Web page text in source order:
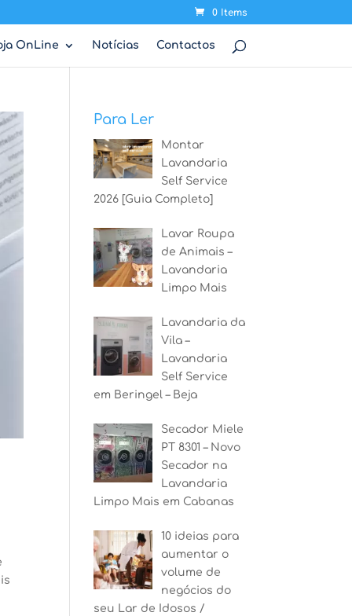
0 Items
OnLine Notícias Contactos
Para Ler
Montar
Lavandaria
Self Service
2026 [Guia Completo]
Lavar Roupa
de Animais –
Lavandaria
Limpo Mais
Lavandaria da
Vila –
Lavandaria
Self Service
em Beringel – Beja
Secador Miele
PT 8301 – Novo
Secador na
Lavandaria
Limpo Mais em Cabanas
10 ideias para
aumentar o
volume de
negócios do
seu Lar de Idosos /